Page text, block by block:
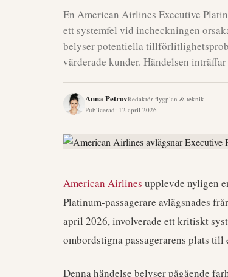
En American Airlines Executive
ett systemfel vid incheckningen
belyser potentiella
värderade kunder. Händelsen
Anna PetrovRedaktör flygplan & teknik
Publicerad: 12 april 2026
American Airlines upplevde nyligen
Platinum-passagerare avlägsnades
april 2026, involverade ett kritiskt
ombordstigna passagerarens plats till
Denna händelse belyser pågående